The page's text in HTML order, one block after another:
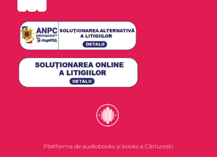
Platforma de audiobooks și books a Cărturești.